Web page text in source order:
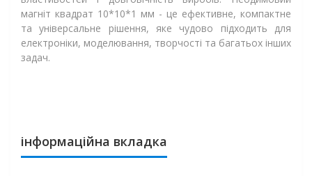
магніт квадрат 10*10*1 мм - це ефективне, компактне
та універсальне рішення, яке чудово підходить для
електроніки, моделювання, творчості та багатьох інших
задач.
інформаційна вкладка